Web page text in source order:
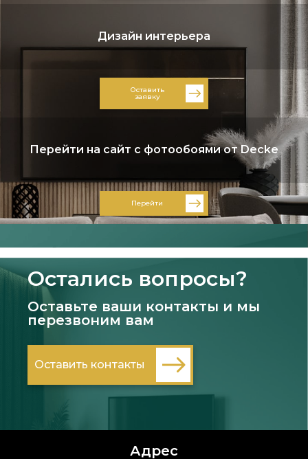
Дизайн интерьера
Оставить
заявку
Перейти на сайт с фотообоями от Decke
Перейти
Остались вопросы?
Оставьте ваши контакты и мы
перезвоним вам
Оставить контакты
Адрес